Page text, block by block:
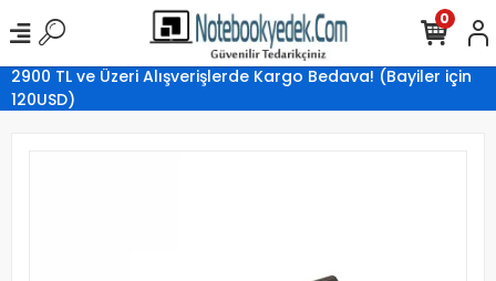
2900 TL ve Üzeri Alışverişlerde Kargo Bedava! (Bayiler için
120USD)
0